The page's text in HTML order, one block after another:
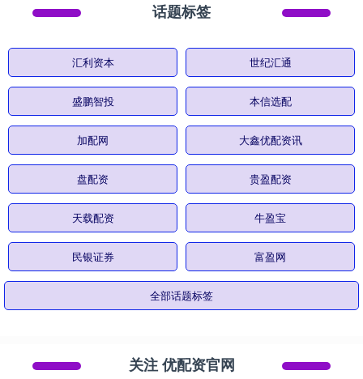
话题标签
汇利资本 世纪汇通
盛鹏智投 本信选配
加配网 大鑫优配资讯
盘配资 贵盈配资
天载配资 牛盈宝
民银证券 富盈网
全部话题标签
关注 优配资官网